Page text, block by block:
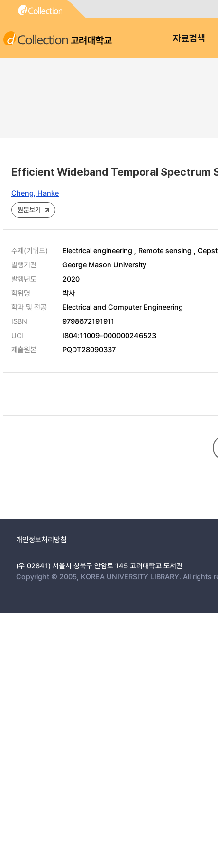
고려대학교 자료검색
Efficient Wideband Temporal Spectrum
Cheng, Hanke
원문보기
주제(키워드) Electrical engineering , Remote sensing ,
발행기관
George Mason University
발행년도
2020
학위명
박사
학과 및 전공
Electrical and Computer Engineering
ISBN
9798672191911
UCI
I804:11009-000000246523
제출원본
PQDT28090337
개인정보처리방침
(우 02841) 서울시 성북구 안암로 145 고려대학교 도서관
Copyright © 2005, KOREA UNIVERSITY LIBRARY. All rights